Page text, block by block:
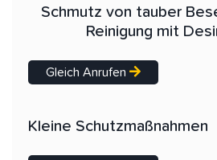
Schmutz von tauber
Reinigung mit
Gleich Anrufen
Kleine Schutzmaßnahmen